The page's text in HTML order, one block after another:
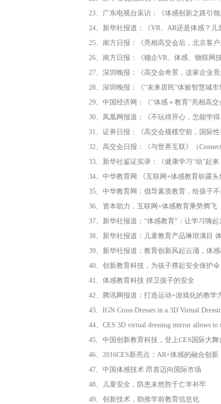
23、广东电视台采访：《体感创新之路引
24、新华社报道：《VR、AR还是体感？儿
25、南方日报：《亮相高交会后，北京客
26、南方日报：《穗企VR、体感、物联网
27、深圳晚报：《高交会奇景，这家企业
28、深圳晚报：《“未来居民”体验智慧城市
29、中国经济网：《“体感＋教育”亮相高交
30、凤凰网报道：《不玩得开心，怎能学
31、证券日报：《高交会规模空前，国际
32、高交会日报：《与世界互联》（
33、新华社鉴证实录：《健康学习“动”起
34、中华教育网:《互联网+体感教育崭露
35、中华教育网：倡导素质教育，给孩子
36、资本助力，互联网+体感教育乘势腾飞
37、新华社报道：“体感教育”：让学习嗨起
38、新华社报道：儿童教育产品琳琅满目
39、新华社报道：教育创新风起云涌，体
40、创新教育科技，为孩子撑起安全保护伞
41、体感教育科技 捍卫孩子的安全
42、腾讯网报道：打造运动+游戏化的教学
43、IGN Cross-Dresses in a 3D Virtual
44、CES 3D virtual dressing mirror allows to
45、中国创新教育科技，登上CES国际大舞
46、2016CES新亮点：AR+体感的融合创新
47、中国体感技术 昂首迈向国际市场
48、儿童安全，防患未然胜于亡羊补牢
49、创新技术，助推学前教育信息化